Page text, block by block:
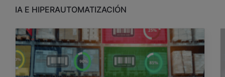
IA E HIPERAUTOMATIZACIÓN